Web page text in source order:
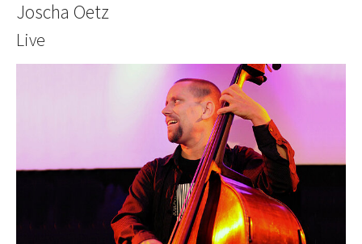
Joscha Oetz
Live